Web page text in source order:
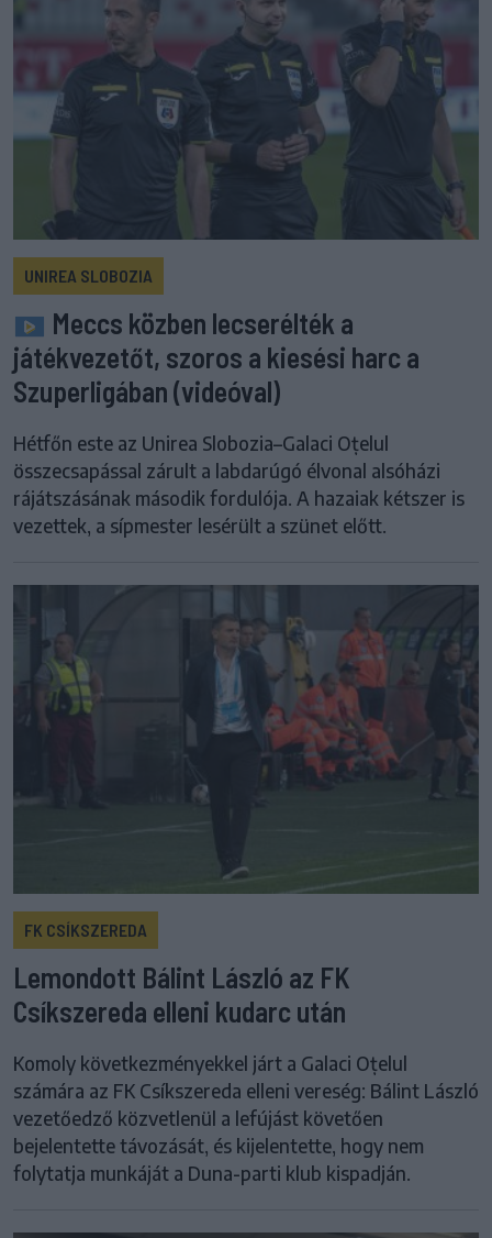
UNIREA SLOBOZIA
Meccs közben lecserélték a
játékvezetőt, szoros a kiesési harc a
Szuperligában (videóval)
Hétfőn este az Unirea Slobozia–Galaci Oțelul
összecsapással zárult a labdarúgó élvonal alsóházi
rájátszásának második fordulója. A hazaiak kétszer is
vezettek, a sípmester lesérült a szünet előtt.
FK CSÍKSZEREDA
Lemondott Bálint László az FK
Csíkszereda elleni kudarc után
Komoly következményekkel járt a Galaci Oțelul
számára az FK Csíkszereda elleni vereség: Bálint László
vezetőedző közvetlenül a lefújást követően
bejelentette távozását, és kijelentette, hogy nem
folytatja munkáját a Duna-parti klub kispadján.